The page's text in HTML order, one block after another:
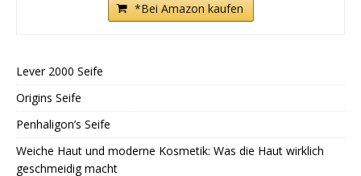
*Bei Amazon kaufen
Lever 2000 Seife
Origins Seife
Penhaligon’s Seife
Weiche Haut und moderne Kosmetik: Was die Haut wirklich
geschmeidig macht